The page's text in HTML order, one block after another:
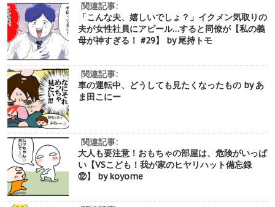
関連記事:
「こんな夫、嬉しいでしょ？」イクメン気取りの
夫が女性社員にアピール…すると同僚が【私の義
母が神すぎる！ #29】 by 尾持トモ
関連記事:
車の運転中、どうしても見たくなったもの by あ
ま田こにー
関連記事:
大人も要注意！おもちゃの部屋は、危険がいっぱ
い【VSこども！我が家のヒヤリハット備忘録
⑫】 by koyome